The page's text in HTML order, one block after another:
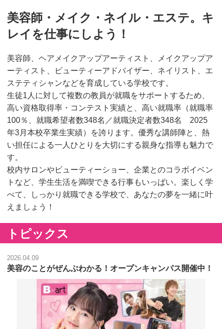
美容師・メイク・ネイル・エステ。キ
レイを仕事にしよう！
美容師、ヘアメイクアップアーティスト、メイクアップア
ーティスト、ビューティーアドバイザー、ネイリスト、エ
ステティシャンなどを育成している学校です。
⽣徒1⼈に対して複数の教員が就職をサポートするため、
高い資格取得率・コンテスト実績と、高い就職率（就職率
100％、就職希望者数348名／就職決定者数348名 2025
年3月本校卒業生実績）を誇ります。優秀な講師陣と、熱
い担任による一人ひとりを大切にする親身な指導も魅力で
す。
校内サロンやビューティーショー、企業とのコラボイベン
トなど、学生生活を満喫できる行事もいっぱい。楽しく学
べて、しっかり就職できる学校で、あなたの夢を一緒に叶
えましょう！
トピックス
2026.04.09
美容のことがぜんぶわかる！オープンキャンパス開催中！